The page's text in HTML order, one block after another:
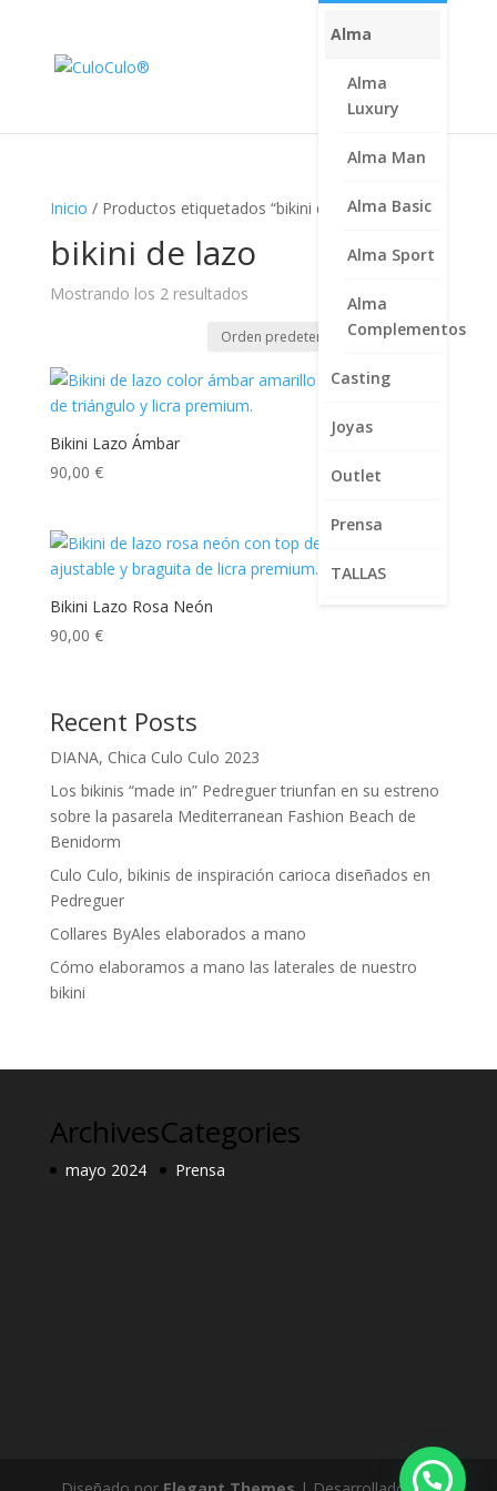
Alma
Alma
Luxury
Alma Man
Alma Basic
Alma Sport
Alma
Complementos
Casting
Joyas
Outlet
Prensa
TALLAS
Inicio / Productos etiquetados “bikini de lazo”
bikini de lazo
Mostrando los 2 resultados
Bikini Lazo Ámbar
90,00 €
Bikini Lazo Rosa Neón
90,00 €
Recent Posts
DIANA, Chica Culo Culo 2023
Los bikinis “made in” Pedreguer triunfan en su estreno
sobre la pasarela Mediterranean Fashion Beach de
Benidorm
Culo Culo, bikinis de inspiración carioca diseñados en
Pedreguer
Collares ByAles elaborados a mano
Cómo elaboramos a mano las laterales de nuestro
bikini
Archives
mayo 2024
Categories
Prensa